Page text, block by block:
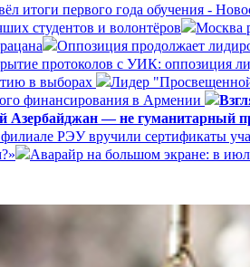
итоги первого года обучения -
студентов и волонтёров
Москва
Оппозиция продолжает
протоколов с УИК: оппозиция
в выборах
Лидер
финансирования в Армении
Азербайджан — не гуманитарный
РЭУ вручили сертификаты
Аварайр на большом экране: в